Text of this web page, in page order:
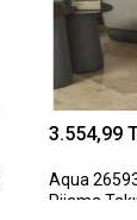
3.554,99
Aqua
Pijama